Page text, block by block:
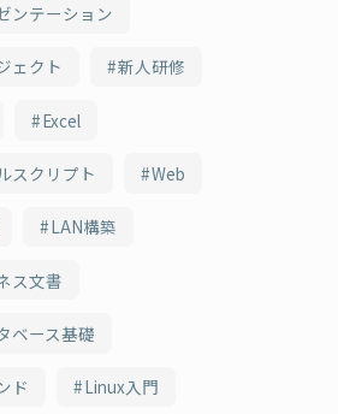
ンテーション
ェクト 新人研修
Excel
スクリプト Web
LAN構築
ス文書
ベース基礎
ド Linux入門